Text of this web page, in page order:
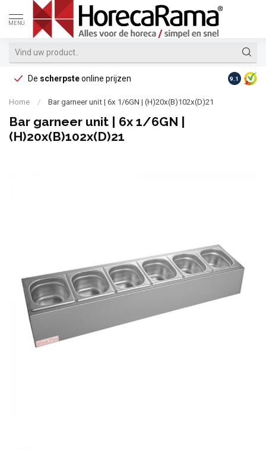
MENU
De scherpsteonline prijzen Op
9.1
Home / Bar garneer unit | 6x 1/6GN | (H)20x(B)102x(D)21
Bar garneer unit | 6x 1/6GN |
(H)20x(B)102x(D)21